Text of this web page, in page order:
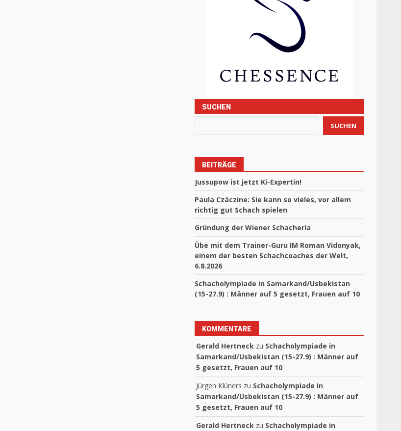
SUCHEN
SUCHEN
BEITRÄGE
Jussupow ist jetzt Ki-Expertin!
Paula Czäczine: Sie kann so vieles, vor allem
richtig gut Schach spielen
Gründung der Wiener Schacheria
Übe mit dem Trainer-Guru IM Roman Vidonyak,
einem der besten Schachcoaches der Welt,
6.8.2026
Schacholympiade in Samarkand/Usbekistan
(15-27.9) : Männer auf 5 gesetzt, Frauen auf 10
KOMMENTARE
Gerald Hertneck zu Schacholympiade in
Samarkand/Usbekistan (15-27.9) : Männer auf
5 gesetzt, Frauen auf 10
Jürgen Klüners zu Schacholympiade in
Samarkand/Usbekistan (15-27.9) : Männer auf
5 gesetzt, Frauen auf 10
Gerald Hertneck zu Schacholympiade in